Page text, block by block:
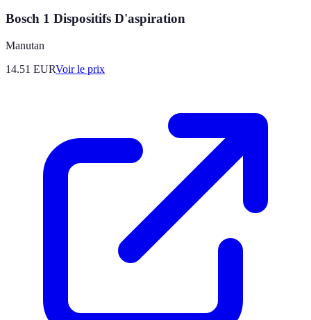
Bosch 1 Dispositifs D'aspiration
Manutan
14.51 EURVoir le prix